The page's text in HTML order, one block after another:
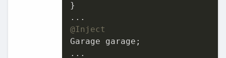
}
@Inject
Garage garage;